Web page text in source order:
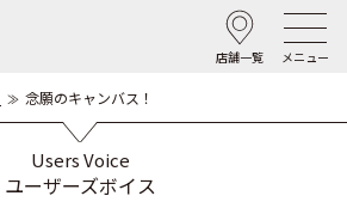
店舗一覧 メニュー
念願のキャンバス！
Users Voice
ユーザーズボイス